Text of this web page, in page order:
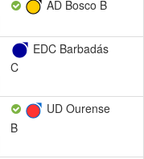
AD Bosco B
EDC Barbadás
C
UD Ourense
B